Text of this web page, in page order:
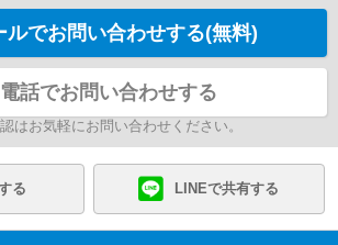
ルでお問い合わせする(無料)
電話でお問い合わせする
はお気軽にお問い合わせください。
る LINEで共有する